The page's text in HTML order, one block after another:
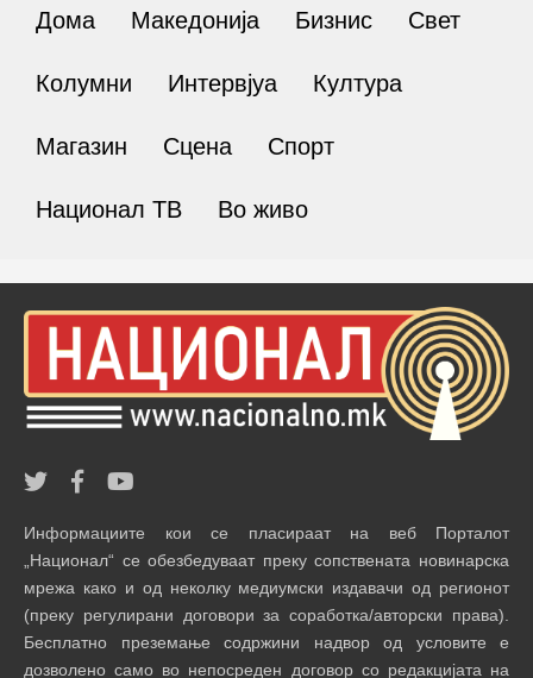
Дома Македонија Бизнис Свет
Колумни Интервјуа Култура
Магазин Сцена Спорт
Национал ТВ Во живо
Информациите кои се пласираат на веб Порталот
„Национал“ се обезбедуваат преку сопствената новинарска
мрежа како и од неколку медиумски издавачи од регионот
(преку регулирани договори за соработка/авторски права).
Бесплатно преземање содржини надвор од условите е
дозволено само во непосреден договор со редакцијата на